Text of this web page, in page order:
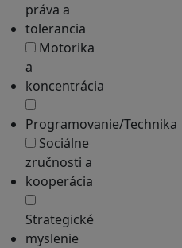
práva a
tolerancia
Motorika
a
koncentrácia
Programovanie/Technika
Sociálne
zručnosti a
kooperácia
Strategické
myslenie